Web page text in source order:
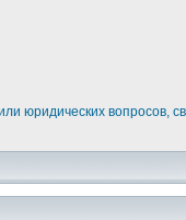
юридических вопросов,